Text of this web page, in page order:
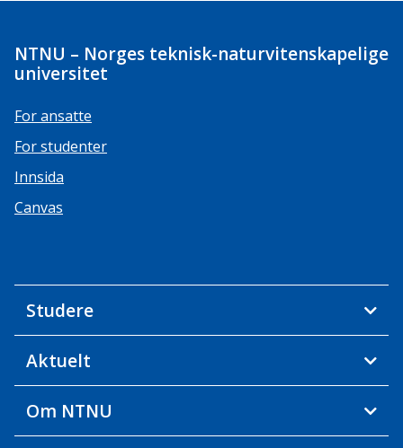
NTNU – Norges teknisk-naturvitenskapelige
universitet
For ansatte
For studenter
Innsida
Canvas
Studere
Aktuelt
Om NTNU